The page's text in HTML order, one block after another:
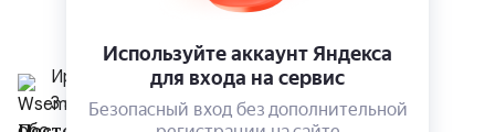
Иранист
3 августа